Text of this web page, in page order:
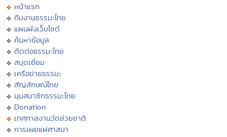
หน้าแรก
ทีมงานธรรมะไทย
แผนผังเว็บไซต์
ค้นหาข้อมูล
ติดต่อธรรมะไทย
สมุดเยี่ยม
เครือข่ายธรรมะ
สัญลักษณ์ไทย
มุมสมาชิกธรรมะไทย
Donation
เทศกาลงานวัดช่วยชาติ
การเผยแผ่ศาสนา